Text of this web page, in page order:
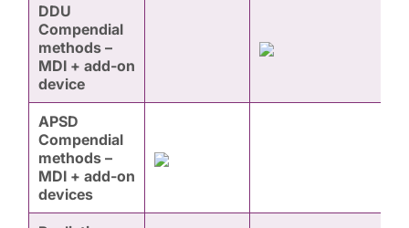
DDU
Compendial
methods –
MDI + add-on
device
APSD
Compendial
methods –
MDI + add-on
devices